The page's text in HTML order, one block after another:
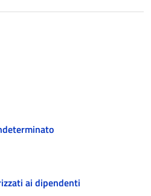
ai dipendenti